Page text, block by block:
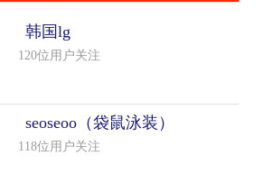
韩国lg
120位用户关注
seoseoo（袋鼠泳装）
118位用户关注